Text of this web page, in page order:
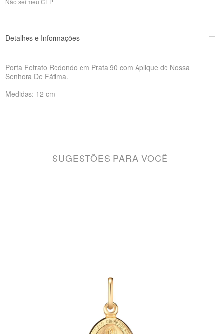
Não sei meu CEP
Detalhes e Informações
Porta Retrato Redondo em Prata 90 com Aplique de Nossa
Senhora De Fátima.
Medidas: 12 cm
SUGESTÕES PARA VOCÊ